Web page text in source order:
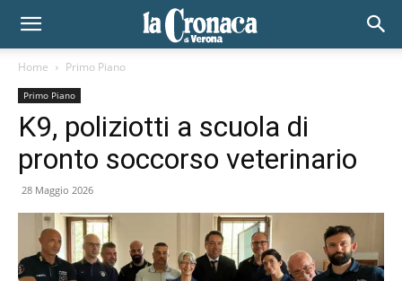
Home Primo Piano
Primo Piano
K9, poliziotti a scuola di
pronto soccorso veterinario
28 Maggio 2026